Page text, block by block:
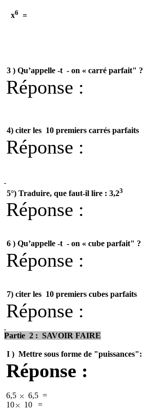
x6 =
3 )Qu’appelle -t - on « carré parfait" ?
Réponse :
4) citer les 10 premiers carrés parfaits
Réponse :
5°) Traduire, que faut-il lire : 3,23
Réponse :
6 )Qu’appelle -t - on « cube parfait" ?
Réponse :
7) citer les 10 premiers cubes parfaits
Réponse :
Partie 2 : SAVOIR FAIRE
I ) Mettre sous forme de "puissances":
Réponse :
6,5 6,5 =
10
10
=